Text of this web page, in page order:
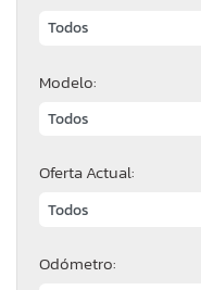
Modelo:
Oferta Actual:
Odómetro: